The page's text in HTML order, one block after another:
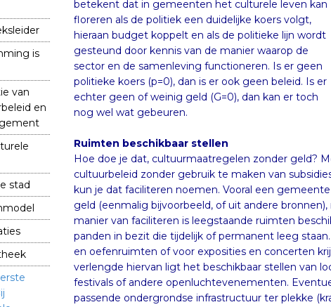
is
van
en
stad
Bij
nog wel wat gebeuren.
Ruimten beschikbaar stellen
Hoe doe je dat, cultuurmaatregelen zonder geld?
cultuurbeleid zonder gebruik te maken van
kun je dat faciliteren noemen. Vooral een
geld (eenmalig bijvoorbeeld, of uit andere
manier van faciliteren is leegstaande ruimten
panden in bezit die tijdelijk of permanent leeg
en oefenruimten of voor exposities en concerten
verlengde hiervan ligt het beschikbaar stellen van
festivals of andere openluchtevenementen.
passende ondergrondse infrastructuur ter plekke